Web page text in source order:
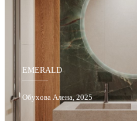
EMERALD
Обухова Алена, 2025